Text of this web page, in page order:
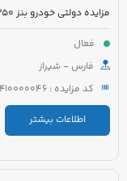
فعال
فارس - شیراز
کد مزایده : 5221007410000046
اطلاعات بیشتر